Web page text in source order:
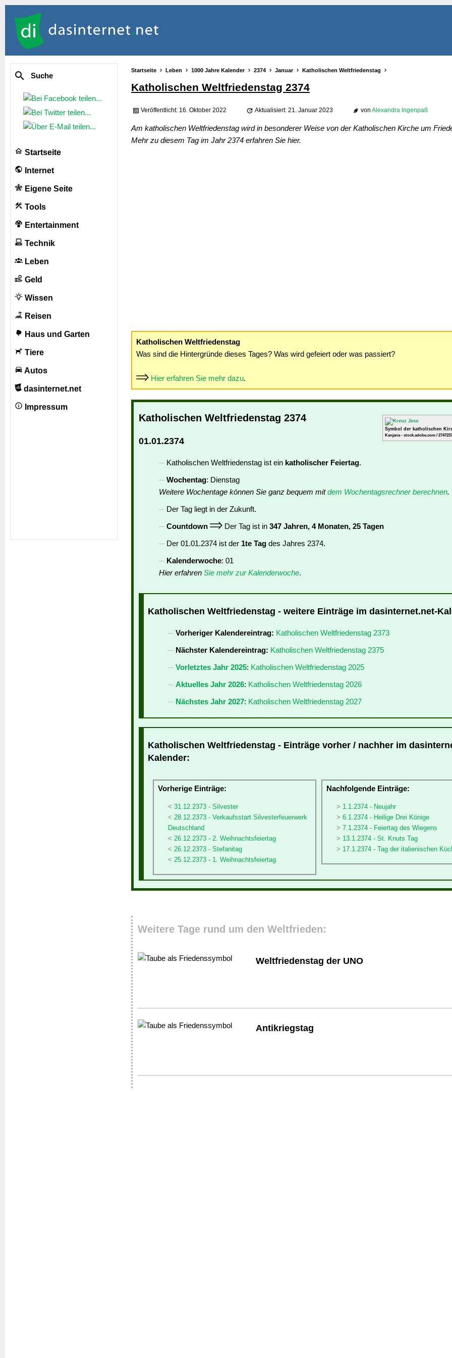
Suche
Startseite
Internet
Eigene Seite
Tools
Entertainment
Technik
Leben
Geld
Wissen
Reisen
Haus und Garten
Tiere
Autos
dasinternet.net
Impressum
Startseite Leben 1000 Jahre Kalender 2374 Januar Katholischen Weltfriedenstag
Katholischen Weltfriedenstag 2374
Veröffentlicht: 16. Oktober 2022 Aktualisiert: 21. Januar 2023 von Alexandra Ingenpaß
Am katholischen Weltfriedenstag wird in besonderer Weise von der Katholischen Kirche um
Mehr zu diesem Tag im Jahr 2374 erfahren Sie hier.
Katholischen Weltfriedenstag
Was sind die Hintergründe dieses Tages? Was wird gefeiert oder was passiert?
Hier erfahren Sie mehr dazu.
Symbol der katholischen
Kanjana - stock.adobe.com /
Katholischen Weltfriedenstag 2374
01.01.2374
Katholischen Weltfriedenstag ist ein katholischer Feiertag.
Wochentag: Dienstag
Weitere Wochentage können Sie ganz bequem mitdem Wochentagsrechner berechnen.
Der Tag liegt in der Zukunft.
Countdown
Der Tag ist in 347 Jahren, 4 Monaten, 25 Tagen
Der 01.01.2374 ist der 1te Tag des Jahres 2374.
Kalenderwoche: 01
Hier erfahren Sie mehr zur Kalenderwoche.
Katholischen Weltfriedenstag - weitere Einträge im dasinternet.net-
Vorheriger Kalendereintrag: Katholischen Weltfriedenstag 2373
Nächster Kalendereintrag: Katholischen Weltfriedenstag 2375
Vorletztes Jahr 2025: Katholischen Weltfriedenstag 2025
Aktuelles Jahr 2026: Katholischen Weltfriedenstag 2026
Nächstes Jahr 2027: Katholischen Weltfriedenstag 2027
Katholischen Weltfriedenstag - Einträge vorher / nachher im
Kalender:
Vorherige Einträge:
31.12.2373 - Silvester
28.12.2373 - Verkaufsstart Silvesterfeuerwerk
Deutschland
26.12.2373 - 2. Weihnachtsfeiertag
26.12.2373 - Stefanitag
25.12.2373 - 1. Weihnachtsfeiertag
Nachfolgende Einträge:
1.1.2374 - Neujahr
6.1.2374 - Heilige Drei Könige
7.1.2374 - Feiertag des Wiegens
13.1.2374 - St. Knuts Tag
17.1.2374 - Tag der italienischen
Weitere Tage rund um den Weltfrieden:
Weltfriedenstag der UNO
Antikriegstag